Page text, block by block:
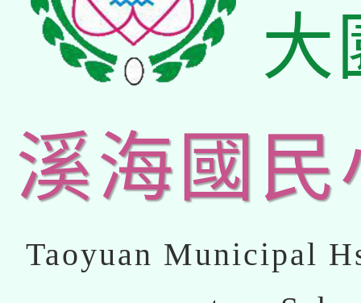
大
溪海國民
Taoyuan Municipal